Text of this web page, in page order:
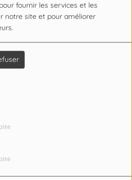
fournir les services et les
notre site et pour améliorer